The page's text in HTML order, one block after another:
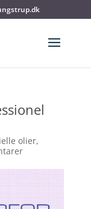
olier,